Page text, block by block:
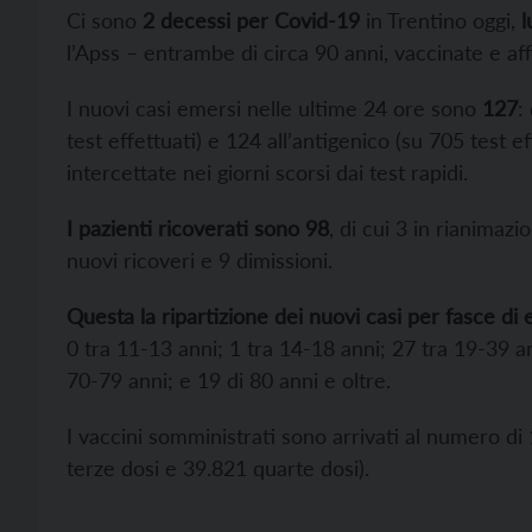
Ci sono 2 decessi per Covid-19 in Trentino oggi,
l’Apss – entrambe di circa 90 anni, vaccinate e
I nuovi casi emersi nelle ultime 24 ore sono 127:
test effettuati) e 124 all’antigenico (su 705 test
intercettate nei giorni scorsi dai test rapidi.
I pazienti ricoverati sono 98 , di cui 3 in
nuovi ricoveri e 9 dimissioni.
Questa la ripartizione dei nuovi casi per fasce di
0 tra 11-13 anni; 1 tra 14-18 anni; 27 tra 19-39
70-79 anni; e 19 di 80 anni e oltre.
I vaccini somministrati sono arrivati al numero
terze dosi e 39.821 quarte dosi).